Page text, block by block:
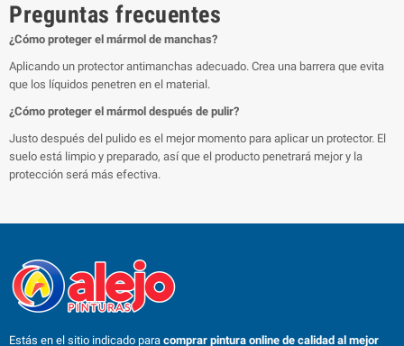
Preguntas frecuentes
¿Cómo proteger el mármol de manchas?
Aplicando un protector antimanchas adecuado. Crea una barrera que evita
que los líquidos penetren en el material.
¿Cómo proteger el mármol después de pulir?
Justo después del pulido es el mejor momento para aplicar un protector. El
suelo está limpio y preparado, así que el producto penetrará mejor y la
protección será más efectiva.
Estás en el sitio indicado para comprar pintura online de calidad al mejor